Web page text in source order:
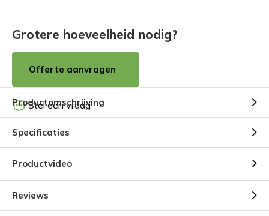
Grotere hoeveelheid nodig?
Offerte aanvragen
Stel een vraag
Productomschrijving
Specificaties
Productvideo
Reviews